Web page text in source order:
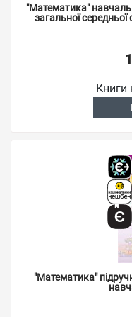
"Математика"
загальної
Книги
"Математика"